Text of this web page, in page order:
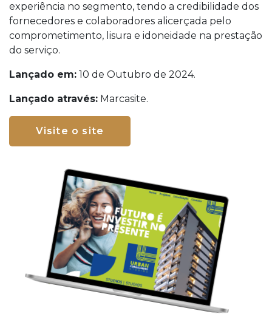
experiência no segmento, tendo a credibilidade dos
fornecedores e colaboradores alicerçada pelo
comprometimento, lisura e idoneidade na prestação
do serviço.
Lançado em: 10 de Outubro de 2024.
Lançado através: Marcasite.
Visite o site